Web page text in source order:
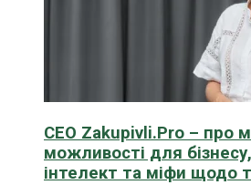
CEO Zakupivli.Pro – про
можливості для
інтелект та міфи щодо